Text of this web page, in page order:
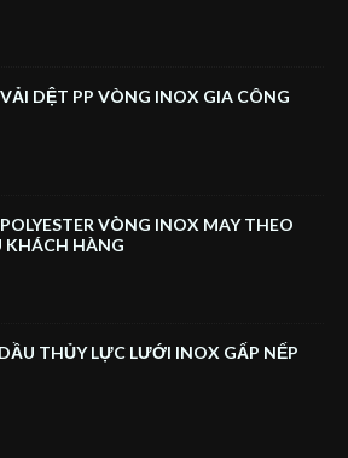
DỆT PP VÒNG INOX GIA CÔNG
VÒNG INOX MAY THEO
KHÁCH HÀNG
THỦY LỰC LƯỚI INOX GẤP NẾP